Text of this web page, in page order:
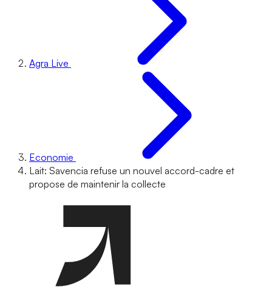
Agra Live
Economie
Lait: Savencia refuse un nouvel accord-cadre et
propose de maintenir la collecte